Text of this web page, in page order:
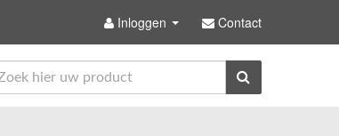
Inloggen Contact